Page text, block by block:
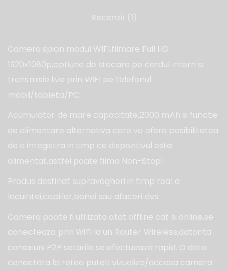
Camera spion modul WIFI,filmare Full HD
1920x1080p,optiune de stocare pe cardul intern si
transmisie live prin WiFI pe telefonul
mobil/tableta/PC.
Acumulator de mare capacitate,2000 mAh si functie
de alimentare alternativa care va ofera posibilitatea
de a inregistra in timp ce dispozitivul este
alimentat,astfel poate filma Non-Stop!
Produs destinat supravegheri in timp real a
locuintei,copiilor,bonei sau afaceri dvs.
Camera poate fi utilizata atat offline cat si online,se
conecteaza prin WiFi la un Router Wireless,datorita
conexiuni P2P setarile se efectueaza rapid. O data
conectata la retea puteti vizualiza/accesa camera